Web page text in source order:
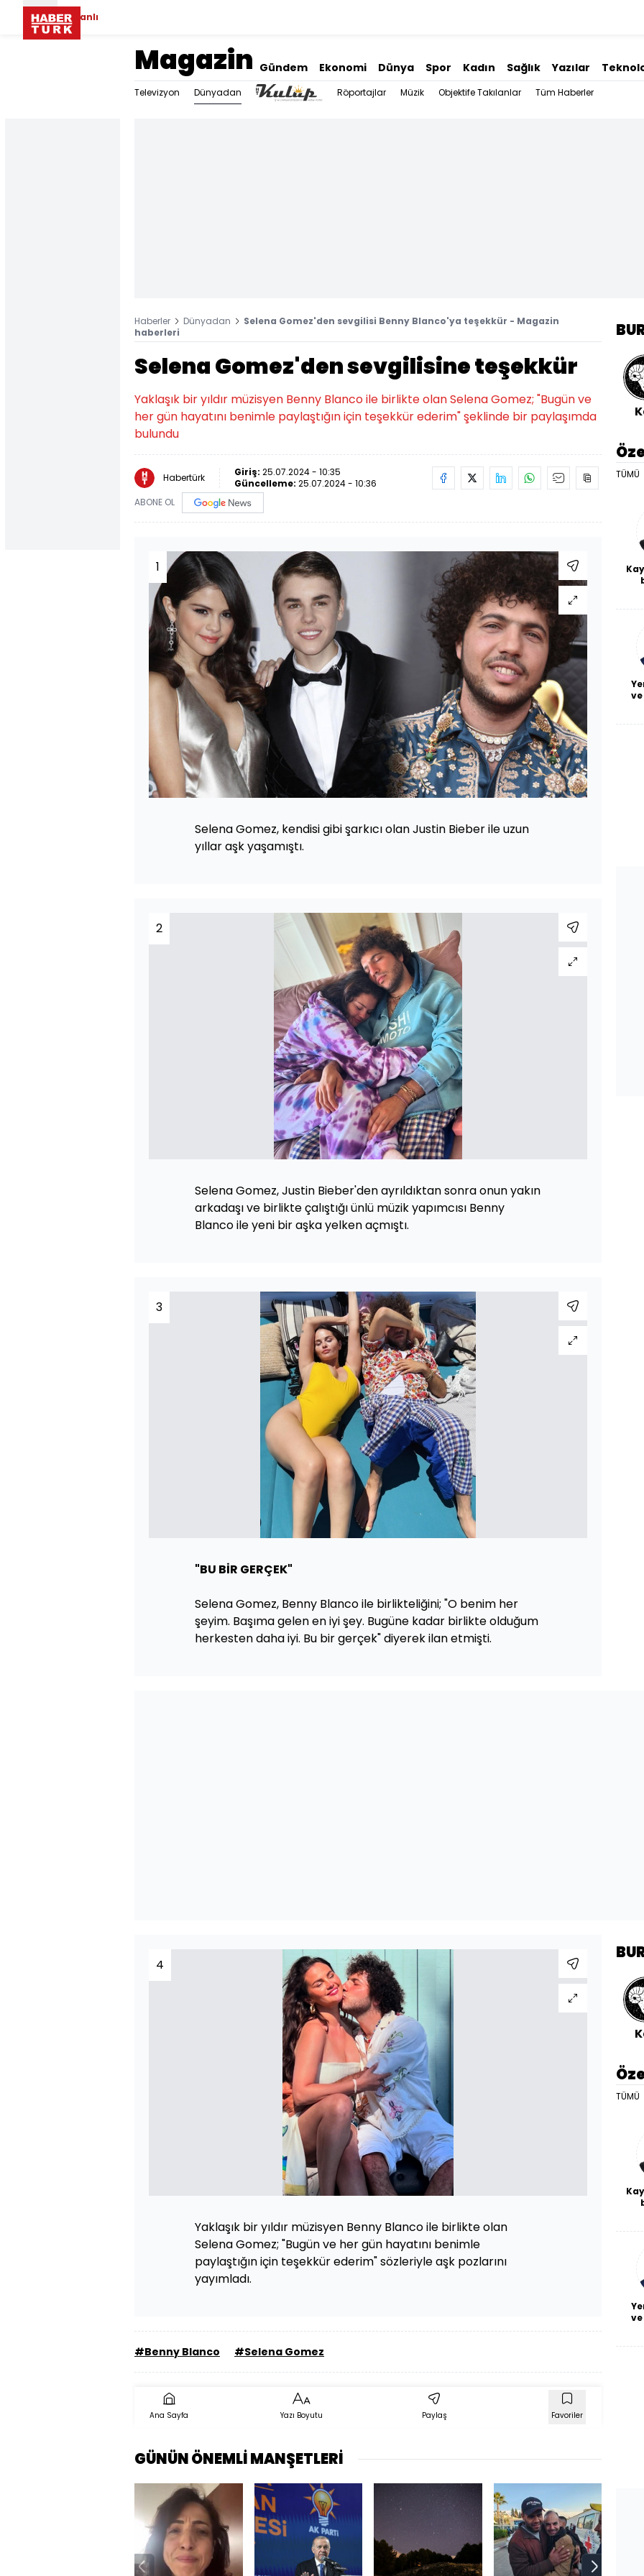
Canlı
Magazin Gündem Ekonomi Dünya Spor Kadın Sağlık Yazılar
Televizyon Dünyadan Röportajlar Müzik Objektife Takılanlar Tüm Haberler
Haberler Dünyadan
Selena Gomez'den sevgilisi Benny Blanco'ya teşekkür - Magazin
haberleri
Selena Gomez'den sevgilisine teşekkür
Yaklaşık bir yıldır müzisyen Benny Blanco ile birlikte olan Selena Gomez; "Bugün ve
her gün hayatını benimle paylaştığın için teşekkür ederim" şeklinde bir paylaşımda
bulundu
Habertürk Giriş: 25.07.2024 - 10:35
Güncelleme: 25.07.2024 - 10:36
ABONE OL
1
Selena Gomez, kendisi gibi şarkıcı olan Justin Bieber ile uzun
yıllar aşk yaşamıştı.
2
Selena Gomez, Justin Bieber'den ayrıldıktan sonra onun yakın
arkadaşı ve birlikte çalıştığı ünlü müzik yapımcısı Benny
Blanco ile yeni bir aşka yelken açmıştı.
3
"BU BİR GERÇEK"
Selena Gomez, Benny Blanco ile birlikteliğini; "O benim her
şeyim. Başıma gelen en iyi şey. Bugüne kadar birlikte olduğum
herkesten daha iyi. Bu bir gerçek" diyerek ilan etmişti.
TÜMÜ
4
Yaklaşık bir yıldır müzisyen Benny Blanco ile birlikte olan
Selena Gomez; "Bugün ve her gün hayatını benimle
paylaştığın için teşekkür ederim" sözleriyle aşk pozlarını
yayımladı.
#Benny Blanco #Selena Gomez
Ana Sayfa Yazı Boyutu Paylaş Favoriler
GÜNÜN ÖNEMLİ MANŞETLERİ
TÜMÜ